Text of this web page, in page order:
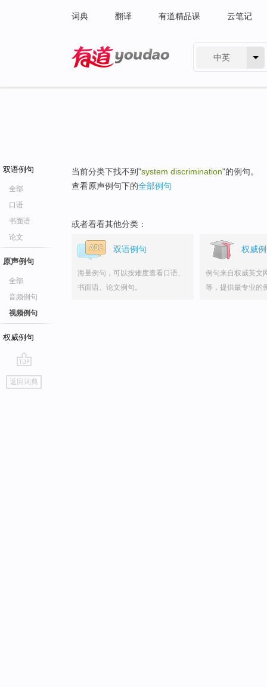
词典 翻译 有道精品课 云笔记
中英
双语例句
全部
口语
书面语
论文
原声例句
全部
音频例句
视频例句
权威例句
go
top
返回词典
当前分类下找不到"system discrimination"的例句。
查看原声例句下的全部例句
或者看看其他分类：
双语例句
海量例句，可以按难度查看口语、
书面语、论文例句。
权威
例句来自权威英文
等，提供最专业的